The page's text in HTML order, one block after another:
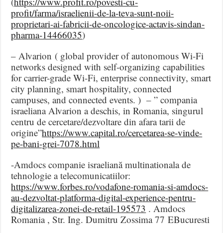
profit/farma/israelienii-de-la-teva-sunt-noii-
proprietari-ai-fabricii-de-oncologice-actavis-sindan-
pharma-14466035)
– Alvarion ( global provider of autonomous Wi-Fi
networks designed with self-organizing capabilities
for carrier-grade Wi-Fi, enterprise connectivity, smart
city planning, smart hospitality, connected
campuses, and connected events. ) – ” compania
israeliana Alvarion a deschis, in Romania, singurul
centru de cercetare/dezvoltare din afara tarii de
origine”https://www.capital.ro/cercetarea-se-vinde-
pe-bani-grei-7078.html
-Amdocs companie israeliană multinationala de
tehnologie a telecomunicatiilor:
https://www.forbes.ro/vodafone-romania-si-amdocs-
au-dezvoltat-platforma-digital-experience-pentru-
digitalizarea-zonei-de-retail-195573 . Amdocs
Romania , Str. Ing. Dumitru Zossima 77 EBucuresti